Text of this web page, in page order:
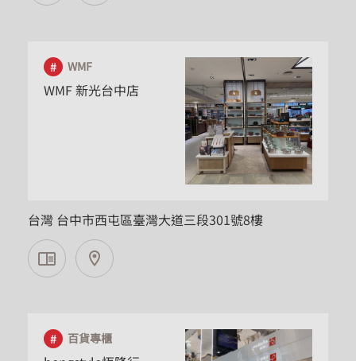
WMF
WMF 新光台中店
台灣 台中市西屯區臺灣大道三段301號8樓
百貨專櫃